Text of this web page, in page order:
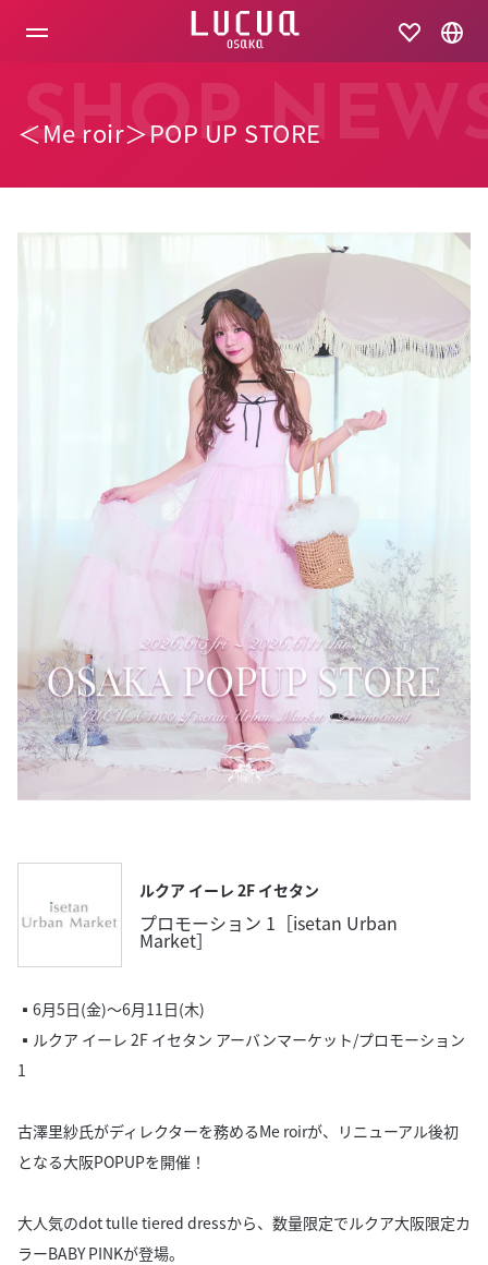
＜Me roir＞POP UP STORE
SHOP
ルクア イーレ 2F イセタン
プロモーション 1［isetan Urban
Market］
▪️6月5日(金)〜6月11日(木)
▪️ルクア イーレ 2F イセタン アーバンマーケット/プロモーション
1
古澤里紗氏がディレクターを務めるMe roirが、リニューアル後初
となる大阪POPUPを開催！
大人気のdot tulle tiered dressから、数量限定でルクア大阪限定カ
ラーBABY PINKが登場。